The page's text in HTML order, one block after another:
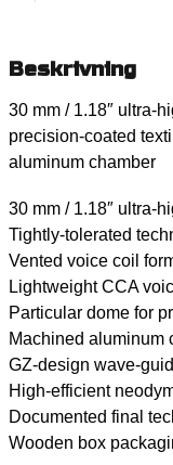
Beskrivning
30 mm / 1.18″ ultra-
precision-coated
aluminum chamber
30 mm / 1.18″ ultra-
Tightly-tolerated
Vented voice coil
Lightweight CCA
Particular dome for
Machined aluminum
GZ-design wave-
High-efficient
Documented final
Wooden box